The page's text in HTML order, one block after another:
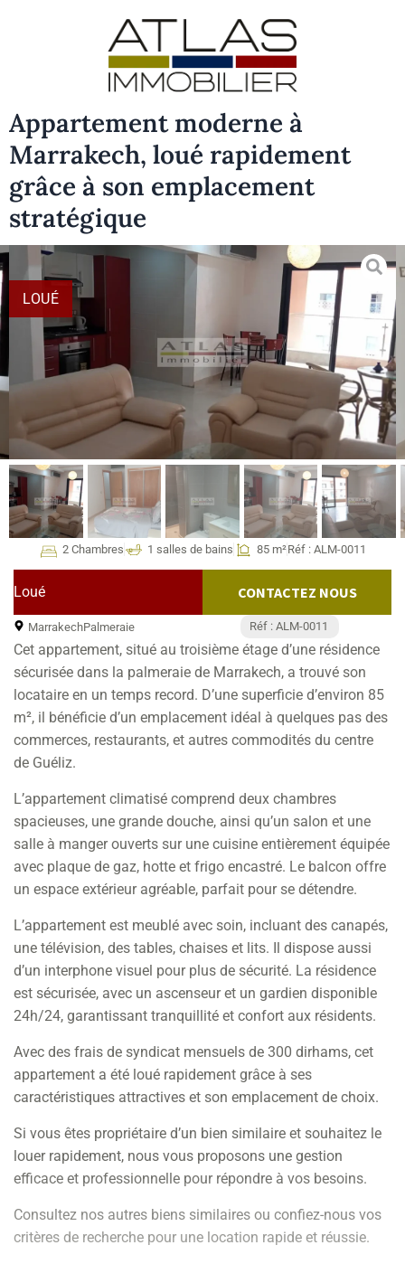
Appartement moderne à
Marrakech, loué rapidement
grâce à son emplacement
stratégique
LOUÉ
2 Chambres 1 salles de bains 85 m²Réf : ALM-0011
Loué CONTACTEZ NOUS
MarrakechPalmeraie Réf : ALM-0011
Cet appartement, situé au troisième étage d’une résidence
sécurisée dans la palmeraie de Marrakech, a trouvé son
locataire en un temps record. D’une superficie d’environ 85
m², il bénéficie d’un emplacement idéal à quelques pas des
commerces, restaurants, et autres commodités du centre
de Guéliz.
L’appartement climatisé comprend deux chambres
spacieuses, une grande douche, ainsi qu’un salon et une
salle à manger ouverts sur une cuisine entièrement équipée
avec plaque de gaz, hotte et frigo encastré. Le balcon offre
un espace extérieur agréable, parfait pour se détendre.
L’appartement est meublé avec soin, incluant des canapés,
une télévision, des tables, chaises et lits. Il dispose aussi
d’un interphone visuel pour plus de sécurité. La résidence
est sécurisée, avec un ascenseur et un gardien disponible
24h/24, garantissant tranquillité et confort aux résidents.
Avec des frais de syndicat mensuels de 300 dirhams, cet
appartement a été loué rapidement grâce à ses
caractéristiques attractives et son emplacement de choix.
Si vous êtes propriétaire d’un bien similaire et souhaitez le
louer rapidement, nous vous proposons une gestion
efficace et professionnelle pour répondre à vos besoins.
Consultez nos autres biens similaires ou confiez-nous vos
critères de recherche pour une location rapide et réussie.